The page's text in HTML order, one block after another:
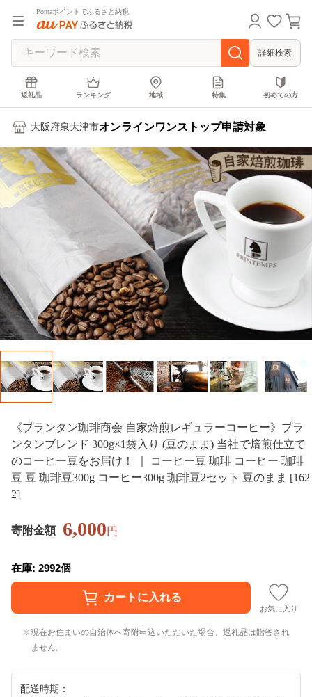
Pontaポイントでふるさと納税
詳細検索
返礼品 ランキング 地域 特集 初めての方
大阪府泉大津市オンラインワンストップ申請対象
《プランタン珈琲商会 自家焙煎レギュラーコーヒー》プラ
ンタンブレンド 300g×1袋入り (豆のまま) 当社で焙煎仕立て
のコーヒー豆をお届け！ ｜ コーヒー豆 珈琲 コーヒー 珈琲
豆 豆 珈琲豆300g コーヒー300g 珈琲豆2セット 豆のまま [162
2]
寄附金額 6,000円
在庫: 2992個
お気に入り
現在お住まいの自治体へ寄附申込いただいた場合、返礼品は贈答され
ません。
配送時期：